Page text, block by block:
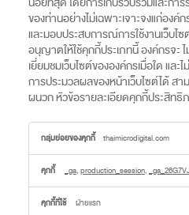
ของท่านอย่างไม่เฉพาะเจาะจงแก่อง
และมอบประสบการณ์การใช้งานเว็บไ
อนุญาตให้ใช้คุกกี้ประเภทนี้ องค์กรจะ
เยี่ยมชมเว็บไซต์ขององค์กรเมื่อใด แ
การประมวลผลของหน้าเว็บไซต์ได้ ส
ผนวก หัวข้อรายละเอียดคุกกี้ประสิทธิ
ประสิทธิภาพ
thaimicrodigital.com
_ga,production_session,
ฝ่ายแรก